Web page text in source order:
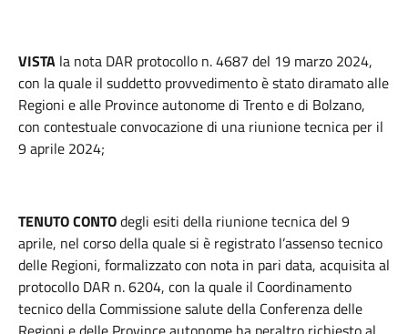
VISTA la nota DAR protocollo n. 4687 del 19 marzo 2024,
con la quale il suddetto provvedimento è stato diramato alle
Regioni e alle Province autonome di Trento e di Bolzano,
con contestuale convocazione di una riunione tecnica per il
9 aprile 2024;
TENUTO CONTOdegli esiti della riunione tecnica del 9
aprile, nel corso della quale si è registrato l’assenso tecnico
delle Regioni, formalizzato con nota in pari data, acquisita al
protocollo DAR n. 6204, con la quale il Coordinamento
tecnico della Commissione salute della Conferenza delle